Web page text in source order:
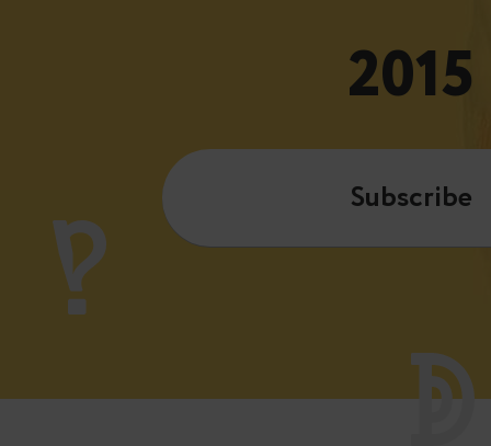
2015
Subscribe